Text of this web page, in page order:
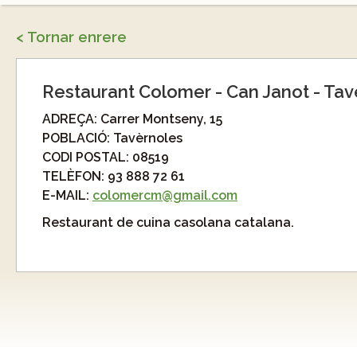
< Tornar enrere
Restaurant Colomer - Can Janot -
ADREÇA: Carrer Montseny, 15
POBLACIÓ: Tavèrnoles
CODI POSTAL: 08519
TELÈFON: 93 888 72 61
E-MAIL: colomercm@gmail.com
Restaurant de cuina casolana catalana.